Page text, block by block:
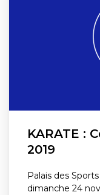
KARATE :
2019
Palais des
dimanche 24